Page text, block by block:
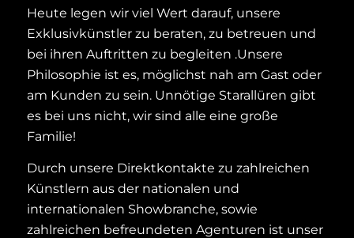
Heute legen wir viel Wert darauf, unsere
Exklusivkünstler zu beraten, zu betreuen und
bei ihren Auftritten zu begleiten .Unsere
Philosophie ist es, möglichst nah am Gast oder
am Kunden zu sein. Unnötige Starallüren gibt
es bei uns nicht, wir sind alle eine große
Familie!
Durch unsere Direktkontakte zu zahlreichen
Künstlern aus der nationalen und
internationalen Showbranche, sowie
zahlreichen befreundeten Agenturen ist unser